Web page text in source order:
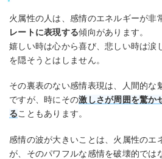
火属性の人は、感情のエネルギーが非
レートに表現する傾向があります。
嬉しい時は心から喜び、悲しい時は涙
を隠そうとはしません。
その裏表のない感情表現は、人間的な
ですが、時にその激しさが周囲を驚か
ることもあります。
感情の波が大きいことは、火属性のエ
が、そのパワフルな感情を破壊的では